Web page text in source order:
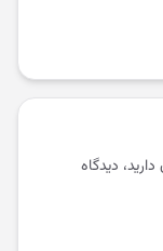
دیدگاه